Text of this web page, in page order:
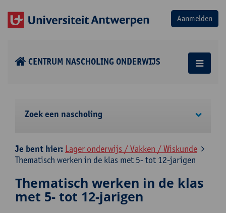
CENTRUM NASCHOLING ONDERWIJS
Zoek een nascholing
Je bent hier: Lager onderwijs / Vakken / Wiskunde
Thematisch werken in de klas met 5- tot 12-jarigen
Thematisch werken in de klas
met 5- tot 12-jarigen